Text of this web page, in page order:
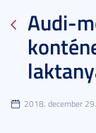
Audi-
2018. december 29.